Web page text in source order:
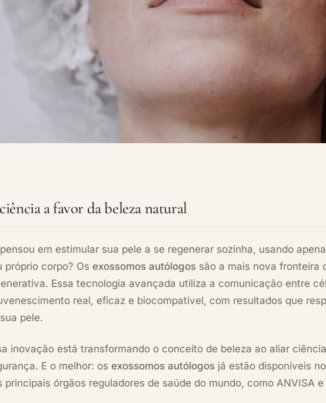
a favor da beleza natural
em estimular sua pele a se regenerar sozinha, usando
próprio corpo? Os exossomos autólogossão a mais nova fronteira
Essa tecnologia avançada utiliza a comunicação entre
real, eficaz e biocompatível, com resultados que
pele.
inovação está transformando o conceito de beleza ao aliar
E o melhor: os exossomos autólogosjá estão disponíveis
principais órgãos reguladores de saúde do mundo, como ANVISA e